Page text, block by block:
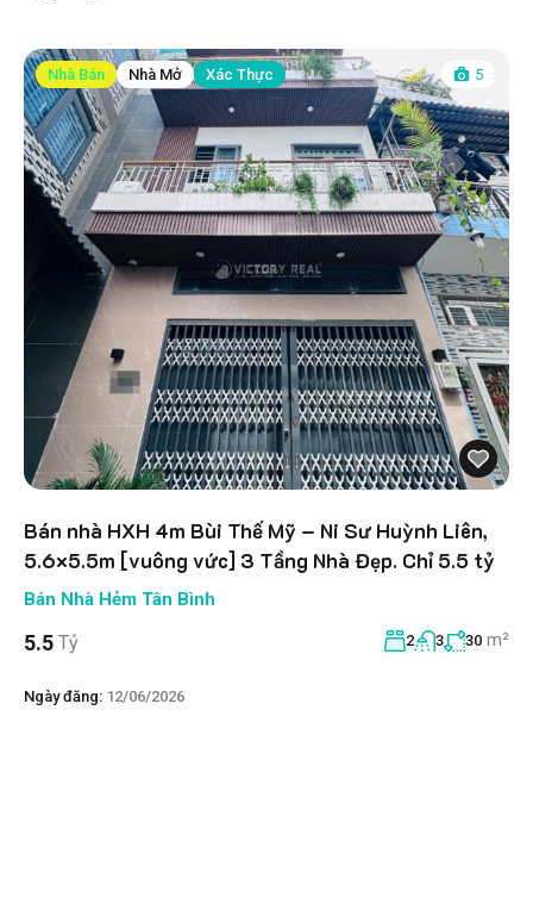
Nhà Bán Nhà Mở Xác Thực 5
Bán nhà HXH 4m Bùi Thế Mỹ – Ni Sư Huỳnh Liên,
5.6×5.5m [vuông vức] 3 Tầng Nhà Đẹp. Chỉ 5.5 tỷ
Bán Nhà Hẻm Tân Bình
5.5 Tỷ 2 3 30 m²
Ngày đăng: 12/06/2026